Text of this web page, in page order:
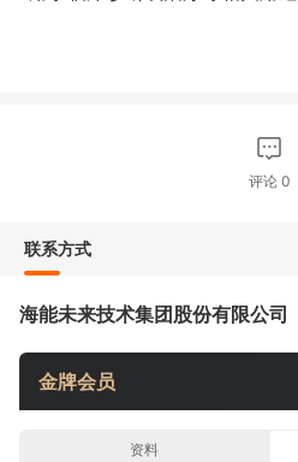
评论 0
联系方式
海能未来技术集团股份有限公司
金牌会员
资料